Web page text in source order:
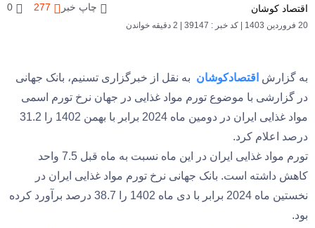
اقتصاد کوشان
20 فروردین 1403 | کد خبر : 39147 | 2 دقیقه خواندن
چاپ خبر 277
0
به گزارش اقتصادکوشان به نقل از خبرگزاری تسنیم، بانک جهانی
در گزارشی با موضوع تورم مواد غذایی در جهان نرخ تورم اسمی
مواد غذایی ایران در دومین ماه 2024 برابر با بهمن 1402 را 31.2
درصد اعلام کرد.
تورم مواد غذایی ایران در این ماه نسبت به ماه قبل 7.5 واحد
کاهش داشته است. بانک جهانی نرخ تورم مواد غذایی ایران در
نخستین ماه 2024 برابر با دی ماه 1402 را 38.7 درصد برآورد کرده
بود.